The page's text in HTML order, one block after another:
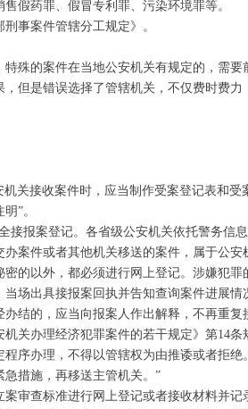
假药罪、假冒专利罪、污染环境罪等。
事案件管辖分工规定》。
殊的案件在当地公安机关有规定的，需要
但是错误选择了管辖机关，不仅费时费
机关接收案件时，应当制作受案登记表
”。
接报案登记。各省级公安机关依托警务
案件或者其他机关移送的案件，属于公
的以外，都必须进行网上登记。涉嫌犯
场出具接报案回执并告知查询案件进展
结的，应当向报案人作出解释，不再重复
关办理经济犯罪案件的若干规定》第14
序办理，不得以管辖权为由推诿或者拒
措施，再移送主管机关。”
审查标准进行网上登记或者接收材料并